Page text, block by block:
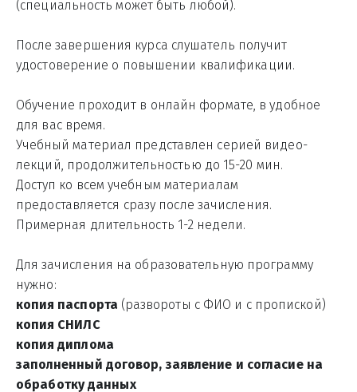
(специальность может быть любой).
После завершения курса слушатель получит
удостоверение о повышении квалификации.
Обучение проходит в онлайн формате, в удобное
для вас время.
Учебный материал представлен серией видео-
лекций, продолжительностью до 15-20 мин.
Доступ ко всем учебным материалам
предоставляется сразу после зачисления.
Примерная длительность 1-2 недели.
Для зачисления на образовательную программу
нужно:
копия паспорта (развороты с ФИО и с пропиской)
копия СНИЛС
копия диплома
заполненный договор, заявление и согласие на
обработку данных